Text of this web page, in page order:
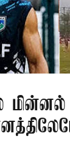
மின்னல்